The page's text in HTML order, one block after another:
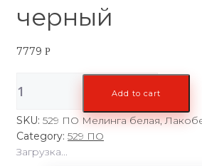
черный
7779 Р
ПО
белая,
Лакобель
черный
Add to cart
SKU: 529 ПО Мелинга белая,
Category: 529 ПО
Загрузка...